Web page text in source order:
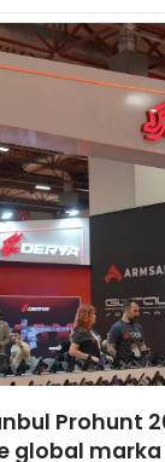
Prohunt
global